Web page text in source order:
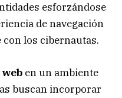
esforzándose
de navegación
los cibernautas.
en un ambiente
buscan incorporar